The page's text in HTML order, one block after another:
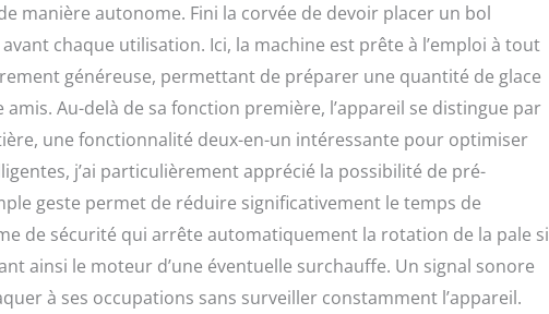
manière autonome. Fini la corvée de devoir placer un bol
chaque utilisation. Ici, la machine est prête à l’emploi à tout
généreuse, permettant de préparer une quantité de glace
Au-delà de sa fonction première, l’appareil se distingue par
une fonctionnalité deux-en-un intéressante pour optimiser
j’ai particulièrement apprécié la possibilité de pré-
geste permet de réduire significativement le temps de
de sécurité qui arrête automatiquement la rotation de la pale si
ainsi le moteur d’une éventuelle surchauffe. Un signal sonore
à ses occupations sans surveiller constamment l’appareil.